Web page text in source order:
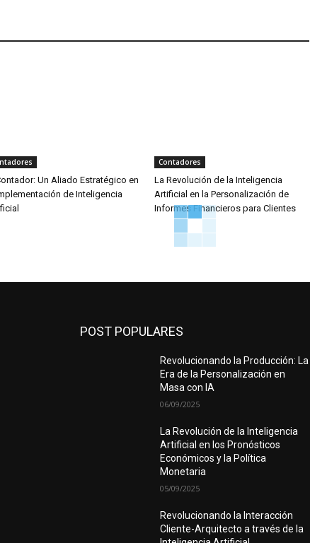
Un Aliado Estratégico en
de Inteligencia
Contadores
La Revolución de la Inteligencia
Artificial en la Personalización de
Informes Financieros para Clientes
POST POPULARES
Revolucionando la Producción: La
Era de la Personalización en
Masa con IA
06/09/2025
La Revolución de la Inteligencia
Artificial en los Pronósticos
Económicos y la Política
Monetaria
05/09/2025
Revolucionando la Interacción
Cliente-Arquitecto a través de la